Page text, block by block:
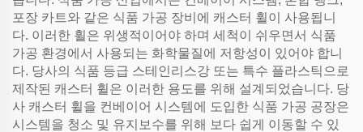
포장 카트와 같은 식품 가공 장비에 캐스터 휠이 사용됩니
다. 이러한 휠은 위생적이어야 하며 세척이 쉬우면서 식품
가공 환경에서 사용되는 화학물질에 저항성이 있어야 합니
다. 당사의 식품 등급 스테인리스강 또는 특수 플라스틱으로
제작된 캐스터 휠은 이러한 용도를 위해 설계되었습니다. 당
사 캐스터 휠을 컨베이어 시스템에 도입한 식품 가공 공장은
시스템을 청소 및 유지보수를 위해 보다 쉽게 이동할 수 있